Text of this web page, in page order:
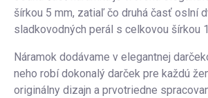
šírkou 5 mm, zatiaľ čo druhá časť oslní
sladkovodných perál s celkovou šírkou
Náramok dodávame v elegantnej
neho robí dokonalý darček pre každú
originálny dizajn a prvotriedne